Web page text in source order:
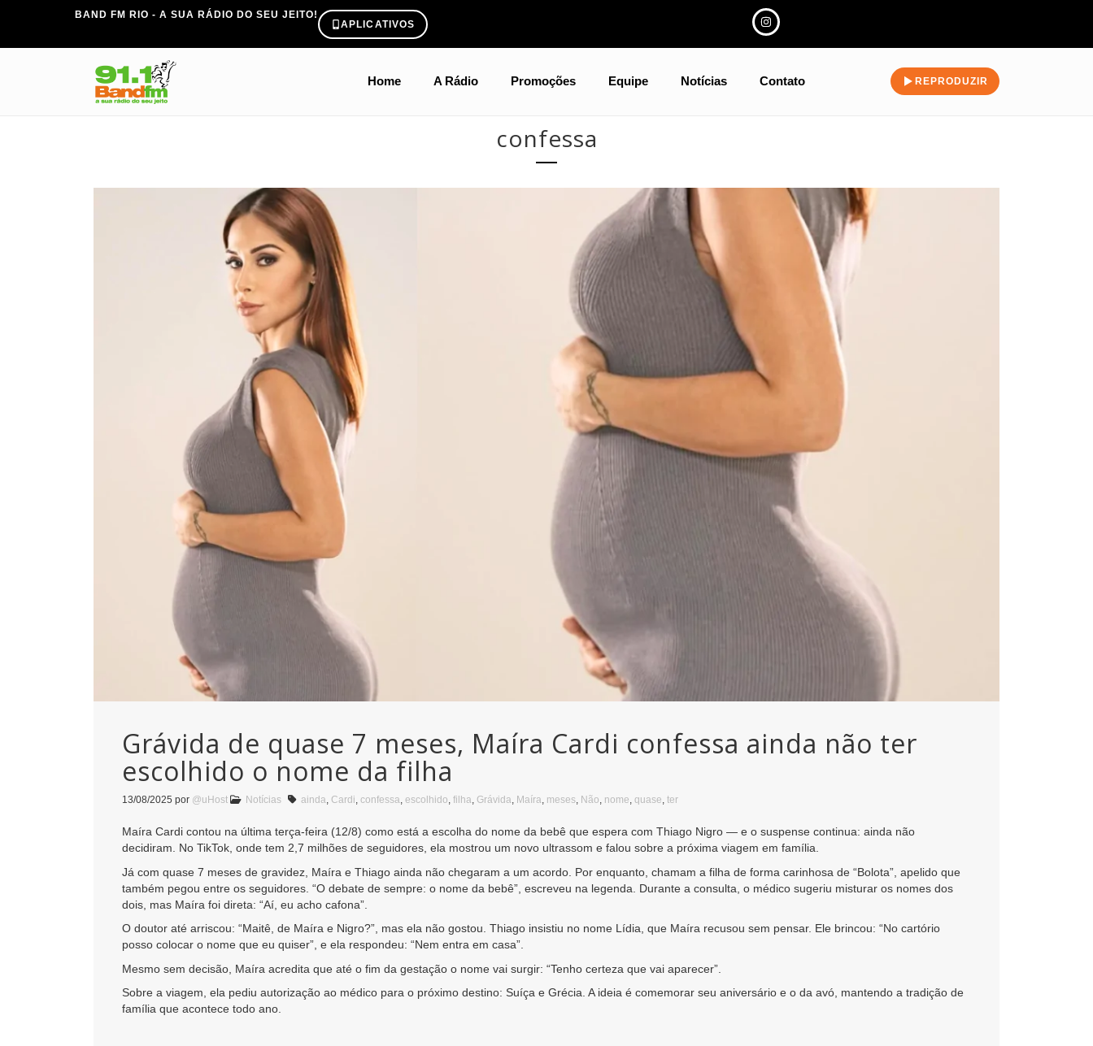
BAND FM RIO - A SUA RÁDIO DO SEU JEITO!
APLICATIVOS
Home A Rádio Promoções Equipe Notícias Contato REPRODUZIR
confessa
Grávida de quase 7 meses, Maíra Cardi confessa ainda não ter
escolhido o nome da filha
13/08/2025 por @uHost Notícias ainda, Cardi, confessa, escolhido, filha, Grávida, Maíra, meses, Não, nome, quase, ter
Maíra Cardi contou na última terça-feira (12/8) como está a escolha do nome da bebê que espera com Thiago Nigro — e o suspense continua: ainda não
decidiram. No TikTok, onde tem 2,7 milhões de seguidores, ela mostrou um novo ultrassom e falou sobre a próxima viagem em família.
Já com quase 7 meses de gravidez, Maíra e Thiago ainda não chegaram a um acordo. Por enquanto, chamam a filha de forma carinhosa de “Bolota”, apelido que
também pegou entre os seguidores. “O debate de sempre: o nome da bebê”, escreveu na legenda. Durante a consulta, o médico sugeriu misturar os nomes dos
dois, mas Maíra foi direta: “Aí, eu acho cafona”.
O doutor até arriscou: “Maitê, de Maíra e Nigro?”, mas ela não gostou. Thiago insistiu no nome Lídia, que Maíra recusou sem pensar. Ele brincou: “No cartório
posso colocar o nome que eu quiser”, e ela respondeu: “Nem entra em casa”.
Mesmo sem decisão, Maíra acredita que até o fim da gestação o nome vai surgir: “Tenho certeza que vai aparecer”.
Sobre a viagem, ela pediu autorização ao médico para o próximo destino: Suíça e Grécia. A ideia é comemorar seu aniversário e o da avó, mantendo a tradição de
família que acontece todo ano.